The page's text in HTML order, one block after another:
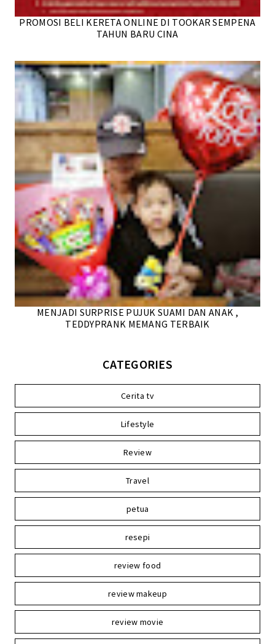
PROMOSI BELI KERETA ONLINE DI TOOKAR SEMPENA
TAHUN BARU CINA
MENJADI SURPRISE PUJUK SUAMI DAN ANAK ,
TEDDYPRANK MEMANG TERBAIK
CATEGORIES
Cerita tv
Lifestyle
Review
Travel
petua
resepi
review food
review makeup
review movie